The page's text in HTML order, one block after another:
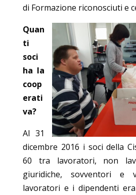
di Formazione riconosciuti e
Quan
ti
soci
ha la
coop
erati
va?
Al 31
dicembre 2016 i soci della
60 tra lavoratori, non
giuridiche, sovventori e
lavoratori e i dipendenti